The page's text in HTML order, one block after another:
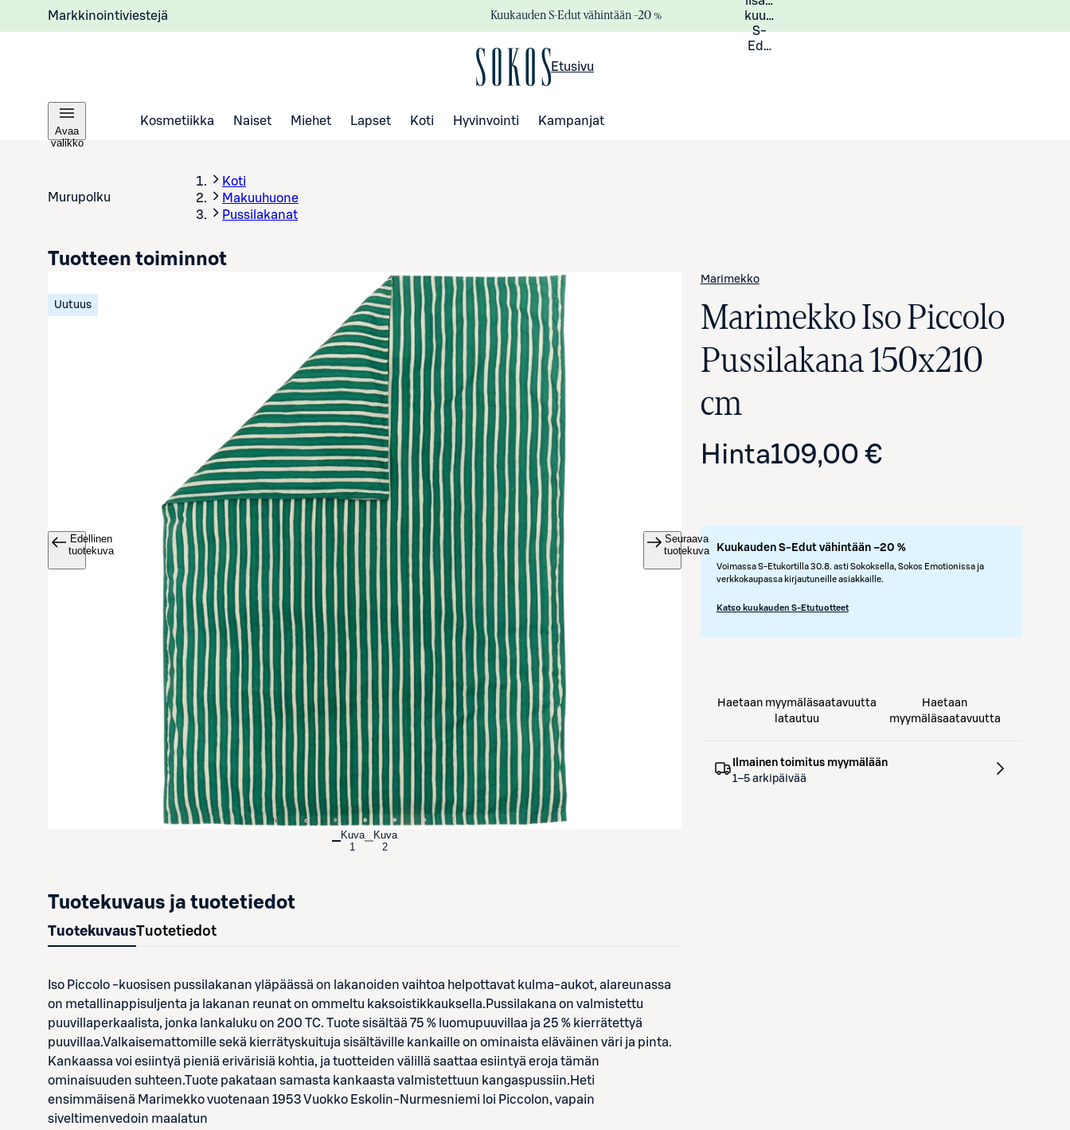
Markkinointiviestejä Kuukauden S-Edut vähintään –20 %
kuukauden
S-
Eduista
Etusivu
Avaa
valikko
Kosmetiikka Naiset Miehet Lapset Koti Hyvinvointi Kampanjat
Murupolku
Koti
Makuuhuone
Pussilakanat
Avaa tuotekuva suurennettuna
Uutuus
Edellinen
tuotekuva
Seuraava
tuotekuva
Kuva
1
Kuva
2
Marimekko
Marimekko Iso Piccolo
Pussilakana 150x210
cm
Hinta109,00 €
Kuukauden S-Edut vähintään –20 %
Voimassa S-Etukortilla 30.8. asti Sokoksella, Sokos Emotionissa ja
verkkokaupassa kirjautuneille asiakkaille.
Katso kuukauden S-Etutuotteet
Tuotteen toiminnot
Haetaan myymäläsaatavuutta
latautuu
Haetaan
myymäläsaatavuutta
Ilmainen toimitus myymälään
1–5 arkipäivää
Tuotekuvaus ja tuotetiedot
TuotekuvausTuotetiedot
Iso Piccolo -kuosisen pussilakanan yläpäässä on lakanoiden vaihtoa helpottavat kulma-aukot, alareunassa
on metallinappisuljenta ja lakanan reunat on ommeltu kaksoistikkauksella.Pussilakana on valmistettu
puuvillaperkaalista, jonka lankaluku on 200 TC. Tuote sisältää 75 % luomupuuvillaa ja 25 % kierrätettyä
puuvillaa.Valkaisemattomille sekä kierrätyskuituja sisältäville kankaille on ominaista eläväinen väri ja pinta.
Kankaassa voi esiintyä pieniä erivärisiä kohtia, ja tuotteiden välillä saattaa esiintyä eroja tämän
ominaisuuden suhteen.Tuote pakataan samasta kankaasta valmistettuun kangaspussiin.Heti
ensimmäisenä Marimekko vuotenaan 1953 Vuokko Eskolin-Nurmesniemi loi Piccolon, vapain
siveltimenvedoin maalatun